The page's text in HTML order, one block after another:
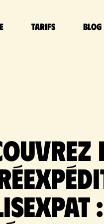
Tarifs Blog